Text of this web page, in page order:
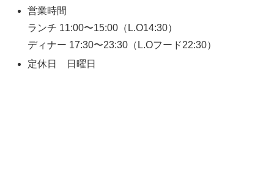
営業時間
ランチ 11:00〜15:00（L.O14:30）
ディナー 17:30〜23:30（L.Oフード22:30）
定休日 日曜日